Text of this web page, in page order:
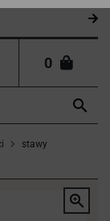
0

stawy
